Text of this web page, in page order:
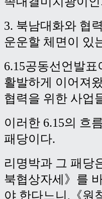
3. 북남대화와 협
운운할 체면이 있
6.15공동선언발
활발하게 이어져
협력을 위한 사업
이러한 6.15의 흐
패당이다.
리명박과 그 패당
북협상자세》를
야 한다느니,《원